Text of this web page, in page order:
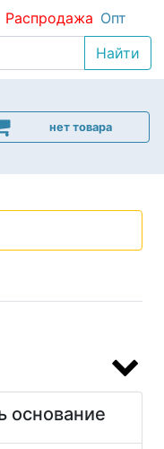
Распродажа Опт
нет товара
основание